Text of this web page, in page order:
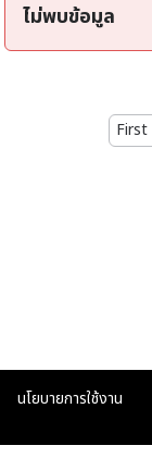
ไม่พบข้อมูล
First
นโยบายการใช้งาน